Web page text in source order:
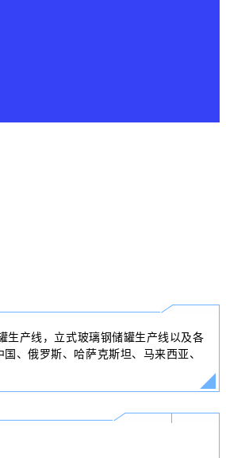
生产线，立式玻璃钢储罐生产线以及各
、俄罗斯、哈萨克斯坦、马来西亚、